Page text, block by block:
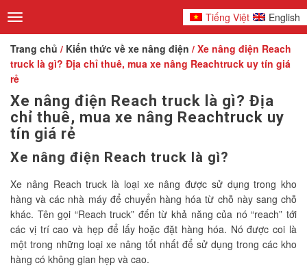
Toggle
navigation
Tiếng Việt English
Trang chủ / Kiến thức về xe nâng điện / Xe nâng điện Reach
truck là gì? Địa chỉ thuê, mua xe nâng Reachtruck uy tín giá
rẻ
Xe nâng điện Reach truck là gì? Địa
chỉ thuê, mua xe nâng Reachtruck uy
tín giá rẻ
Xe nâng điện Reach truck là gì?
Xe nâng Reach truck là loại xe nâng được sử dụng trong kho
hàng và các nhà máy để chuyển hàng hóa từ chỗ này sang chỗ
khác. Tên gọi “Reach truck” đến từ khả năng của nó “reach” tới
các vị trí cao và hẹp để lấy hoặc đặt hàng hóa. Nó được coi là
một trong những loại xe nâng tốt nhất để sử dụng trong các kho
hàng có không gian hẹp và cao.